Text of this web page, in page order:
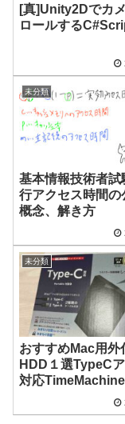
[真]Unity2Dでカ
ロールする
未分類
基本情報技術者試
行アクセス時間の
概念、解き方
未分類
おすすめMac用外
HDD１選TypeC
対応